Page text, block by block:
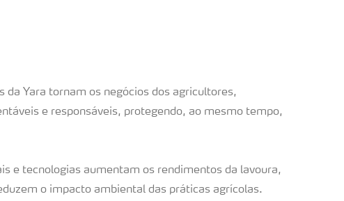
da Yara tornam os negócios dos agricultores,
e responsáveis, protegendo, ao mesmo tempo,
e tecnologias aumentam os rendimentos da lavoura,
o impacto ambiental das práticas agrícolas.